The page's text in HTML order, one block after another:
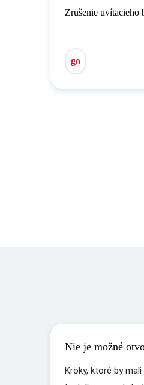
Zrušenie uvítacieho
go
Nie je možné
Kroky, ktoré by